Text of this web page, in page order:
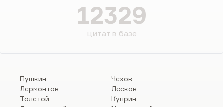
12329
цитат в базе
Пушкин
Лермонтов
Толстой
Чехов
Лесков
Куприн